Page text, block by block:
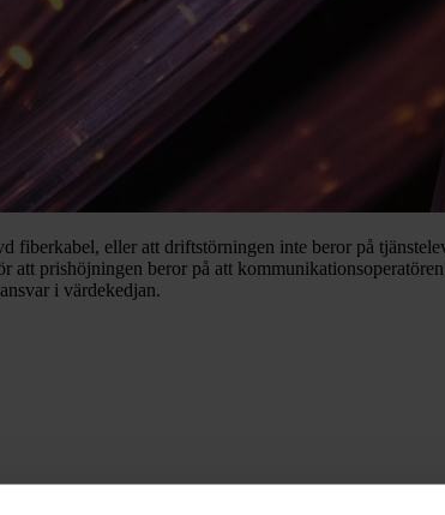
fiberkabel, eller att driftstörningen inte beror på
prishöjningen beror på att
i värdekedjan.